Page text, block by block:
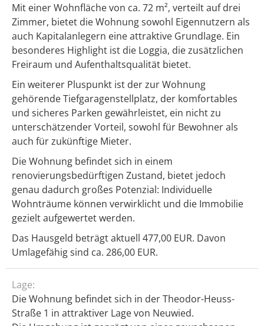
Mit einer Wohnfläche von ca. 72 m², verteilt auf drei
Zimmer, bietet die Wohnung sowohl Eigennutzern als
auch Kapitalanlegern eine attraktive Grundlage. Ein
besonderes Highlight ist die Loggia, die zusätzlichen
Freiraum und Aufenthaltsqualität bietet.
Ein weiterer Pluspunkt ist der zur Wohnung
gehörende Tiefgaragenstellplatz, der komfortables
und sicheres Parken gewährleistet, ein nicht zu
unterschätzender Vorteil, sowohl für Bewohner als
auch für zukünftige Mieter.
Die Wohnung befindet sich in einem
renovierungsbedürftigen Zustand, bietet jedoch
genau dadurch großes Potenzial: Individuelle
Wohnträume können verwirklicht und die Immobilie
gezielt aufgewertet werden.
Das Hausgeld beträgt aktuell 477,00 EUR. Davon
Umlagefähig sind ca. 286,00 EUR.
Lage:
Die Wohnung befindet sich in der Theodor-Heuss-
Straße 1 in attraktiver Lage von Neuwied.